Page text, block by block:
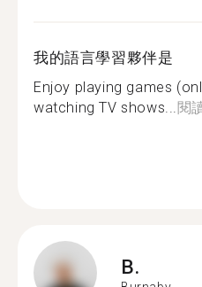
我的語言學習夥伴是
Enjoy playing games
watching TV shows...閱
B.